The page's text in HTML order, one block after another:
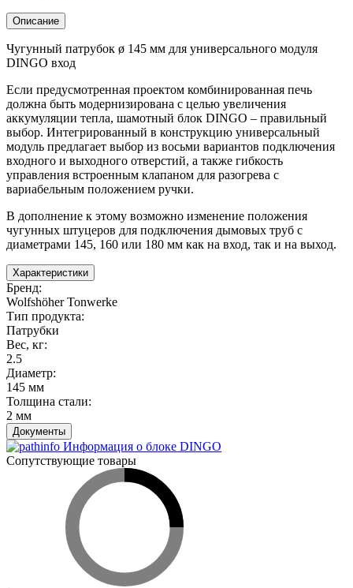
Описание
Чугунный патрубок ø 145 мм для универсального модуля
DINGO вход
Если предусмотренная проектом комбинированная печь
должна быть модернизирована с целью увеличения
аккумуляции тепла, шамотный блок DINGO – правильный
выбор. Интегрированный в конструкцию универсальный
модуль предлагает выбор из восьми вариантов подключения
входного и выходного отверстий, а также гибкость
управления встроенным клапаном для разогрева с
вариабельным положением ручки.
В дополнение к этому возможно изменение положения
чугунных штуцеров для подключения дымовых труб с
диаметрами 145, 160 или 180 мм как на вход, так и на выход.
Характеристики
Бренд:
Wolfshöher Tonwerke
Тип продукта:
Патрубки
Вес, кг:
2.5
Диаметр:
145 мм
Толщина стали:
2 мм
Документы
Информация о блоке DINGO
Сопутствующие товары